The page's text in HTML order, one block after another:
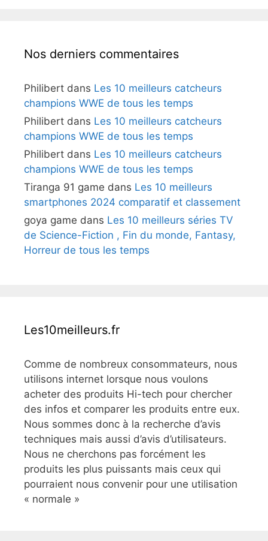
Nos derniers commentaires
Philibert dans Les 10 meilleurs catcheurs
champions WWE de tous les temps
Philibert dans Les 10 meilleurs catcheurs
champions WWE de tous les temps
Philibert dans Les 10 meilleurs catcheurs
champions WWE de tous les temps
Tiranga 91 game dans Les 10 meilleurs
smartphones 2024 comparatif et classement
goya game dans Les 10 meilleurs séries TV
de Science-Fiction , Fin du monde, Fantasy,
Horreur de tous les temps
Les10meilleurs.fr
Comme de nombreux consommateurs, nous
utilisons internet lorsque nous voulons
acheter des produits Hi-tech pour chercher
des infos et comparer les produits entre eux.
Nous sommes donc à la recherche d’avis
techniques mais aussi d’avis d’utilisateurs.
Nous ne cherchons pas forcément les
produits les plus puissants mais ceux qui
pourraient nous convenir pour une utilisation
« normale »